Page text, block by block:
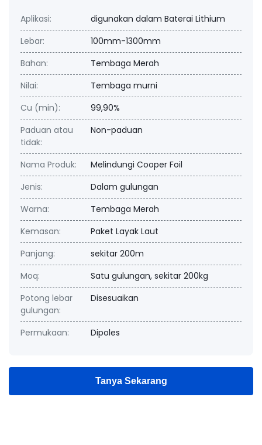
Aplikasi:
digunakan dalam Baterai Lithium
Lebar:
100mm-1300mm
Bahan:
Tembaga Merah
Nilai:
Tembaga murni
Cu (min):
99,90%
Paduan atau
tidak:
Non-paduan
Nama Produk:
Melindungi Cooper Foil
Jenis:
Dalam gulungan
Warna:
Tembaga Merah
Kemasan:
Paket Layak Laut
Panjang:
sekitar 200m
Moq:
Satu gulungan, sekitar 200kg
Potong lebar
gulungan:
Disesuaikan
Permukaan: Dipoles
Tanya Sekarang